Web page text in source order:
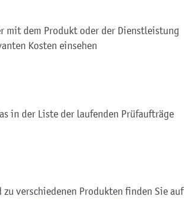
mit dem Produkt oder der Dienstleistung
Kosten einsehen
in der Liste der laufenden Prüfaufträge
verschiedenen Produkten finden Sie auf